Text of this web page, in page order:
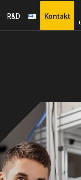
R&D Kontakt